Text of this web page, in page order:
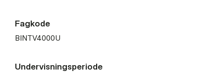
Fagkode
BINTV4000U
Undervisningsperiode